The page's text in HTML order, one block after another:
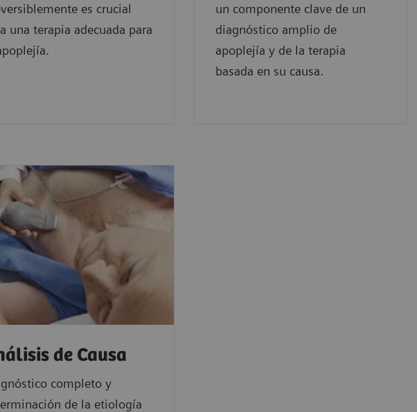
es crucial
una terapia adecuada para
un componente clave de un
diagnóstico amplio de
apoplejía y de la terapia
basada en su causa.
de Causa
completo y
de la etiología